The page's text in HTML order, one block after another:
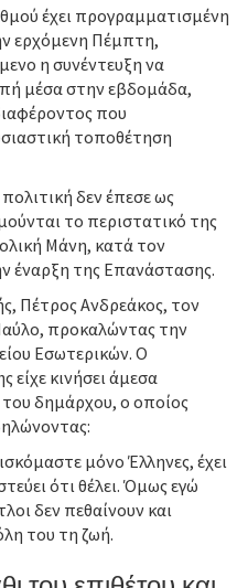
έχει προγραμματισμένη
ερχόμενη Πέμπτη,
η συνέντευξη να
μέσα στην εβδομάδα,
που
τοποθέτηση
δεν έπεσε ως
το περιστατικό της
Μάνη, κατά τον
έναρξη της Επανάστασης.
Πέτρος Ανδρεάκος, τον
προκαλώντας την
Εσωτερικών. Ο
κινήσει άμεσα
του δημάρχου, ο οποίος
μόνο Έλληνες, έχει
ότι θέλει. Όμως εγώ
δεν πεθαίνουν και
του τη ζωή.